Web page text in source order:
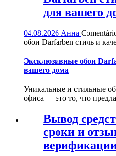
для вашего
04.08.2026 Анна
обои Darfarben стиль и
Эксклюзивные обои
вашего дома
Уникальные и стильные
офиса — это то, что
Вывод
сроки и